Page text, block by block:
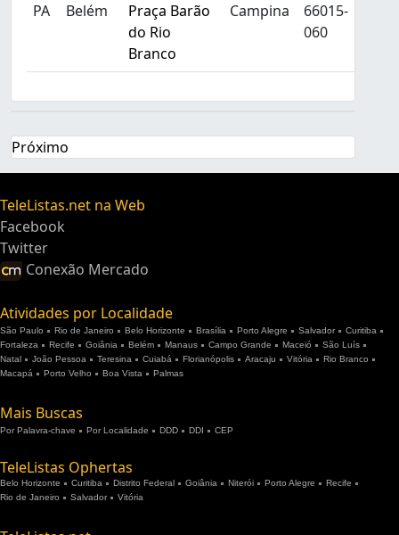
PA Belém
Praça Barão
do Rio
Branco
Campina
66015-
060
Próximo
TeleListas.net na Web
Facebook
Twitter
Conexão Mercado
Atividades por Localidade
São Paulo Rio de Janeiro Belo Horizonte Brasília Porto Alegre Salvador
Curitiba
Fortaleza
Recife Goiânia Belém Manaus Campo Grande Maceió
São Luís
Natal
João Pessoa Teresina Cuiabá Florianópolis Aracaju Vitória
Rio Branco
Macapá
Porto Velho Boa Vista Palmas
Mais Buscas
Por Palavra-chave Por Localidade DDD DDI CEP
TeleListas Ophertas
Belo Horizonte Curitiba Distrito Federal Goiânia Niterói Porto Alegre
Recife
Rio de Janeiro
Salvador Vitória